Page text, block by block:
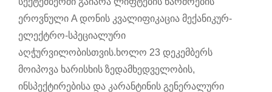
ეროვნული A დონის კვალიფიკაცია მექანიკურ-
ელექტრო-სპეციალური
აღჭურვილობისთვის.ხოლო 23 დეკემბერს
მოიპოვა ხარისხის ზედამხედველობის,
ინსპექტირებისა და კარანტინის გენერალური